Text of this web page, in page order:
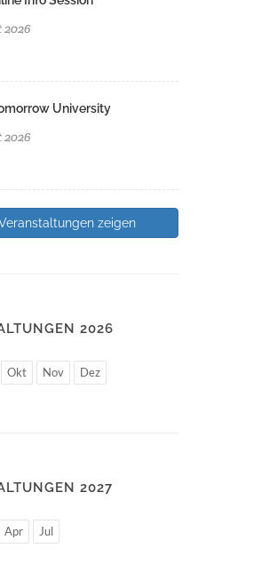
2026
University
2026
zeigen
2026
Okt Nov Dez
2027
Apr Jul